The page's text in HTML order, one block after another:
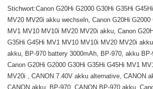
Stichwort:Canon G20Hi G2000 G30Hi G35Hi
MV20 MV20i akku wechseln, Canon G20Hi G2000
MV1 MV10 MV10i MV20 MV20i akku, Canon
G35Hi G45Hi MV1 MV10 MV10i MV20 MV20i
akku, BP-970 battery 3000mAh, BP-970, akku
Canon G20Hi G2000 G30Hi G35Hi G45Hi MV1
MV20i , CANON 7.40V akku alternative, CANON
CANON akku, BP-970, CANON BP-970 akku,